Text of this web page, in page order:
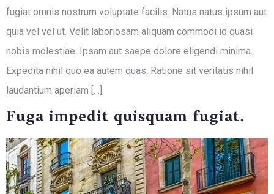
fugiat omnis nostrum voluptate facilis. Natus natus ipsum aut
quia vel vel ut. Velit laboriosam aliquam commodi id quasi
nobis molestiae. Ipsam aut saepe dolore eligendi minima.
Expedita nihil quo ea autem quas. Ratione sit veritatis nihil
laudantium aperiam […]
Fuga impedit quisquam fugiat.